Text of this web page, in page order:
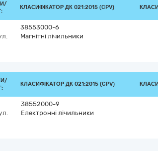
КЛАСИФІКАТОР ДК 021:2015 (CPV)
38553000-6
Магнітні лічильники
КЛАСИФІКАТОР ДК 021:2015 (CPV)
38552000-9
Електронні лічильники